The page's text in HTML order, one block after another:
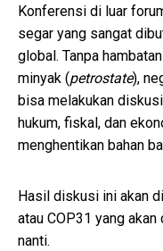
Konferensi di luar
segar yang sangat
global. Tanpa
minyak (petrostate),
bisa melakukan
hukum, fiskal, dan
menghentikan bahan
Hasil diskusi ini akan
atau COP31 yang
nanti.